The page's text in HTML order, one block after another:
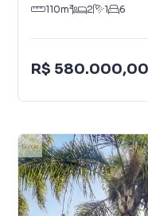
110m² 2 1 6
R$ 580.000,00